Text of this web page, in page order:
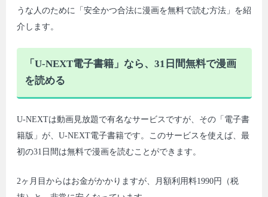
うな人のために「安全かつ合法に漫画を無料で読む方法」を紹
介します。
「U-NEXT電子書籍」なら、31日間無料で漫画
を読める
U-NEXTは動画見放題で有名なサービスですが、その「電子書
籍版」が、U-NEXT電子書籍です。このサービスを使えば、最
初の31日間は無料で漫画を読むことができます。
2ヶ月目からはお金がかかりますが、月額利用料1990円（税